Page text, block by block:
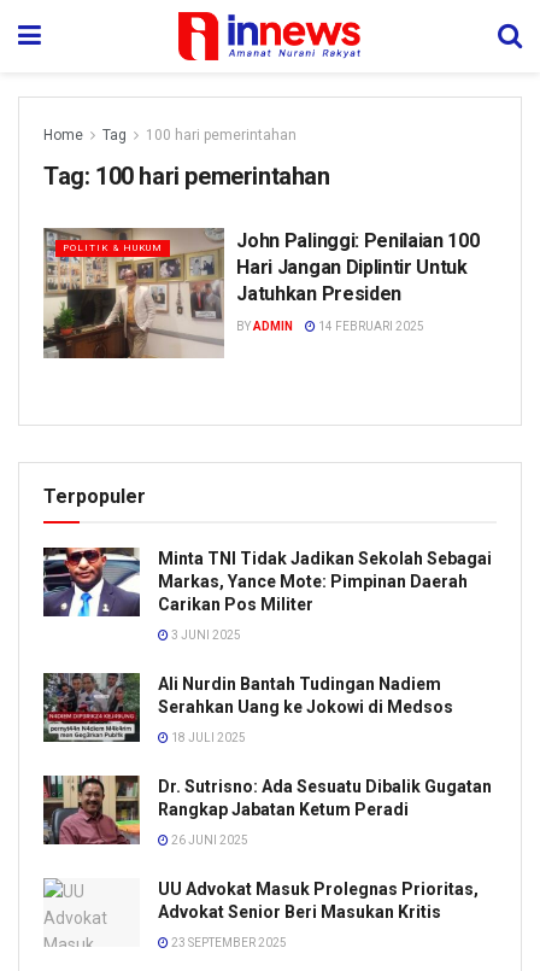
Home Tag 100 hari pemerintahan
Tag: 100 hari pemerintahan
POLITIK & HUKUM
John Palinggi: Penilaian 100
Hari Jangan Diplintir Untuk
Jatuhkan Presiden
BY ADMIN 14 FEBRUARI 2025
Terpopuler
Minta TNI Tidak Jadikan Sekolah Sebagai
Markas, Yance Mote: Pimpinan Daerah
Carikan Pos Militer
3 JUNI 2025
Ali Nurdin Bantah Tudingan Nadiem
Serahkan Uang ke Jokowi di Medsos
18 JULI 2025
Dr. Sutrisno: Ada Sesuatu Dibalik Gugatan
Rangkap Jabatan Ketum Peradi
26 JUNI 2025
UU Advokat Masuk Prolegnas Prioritas,
Advokat Senior Beri Masukan Kritis
23 SEPTEMBER 2025